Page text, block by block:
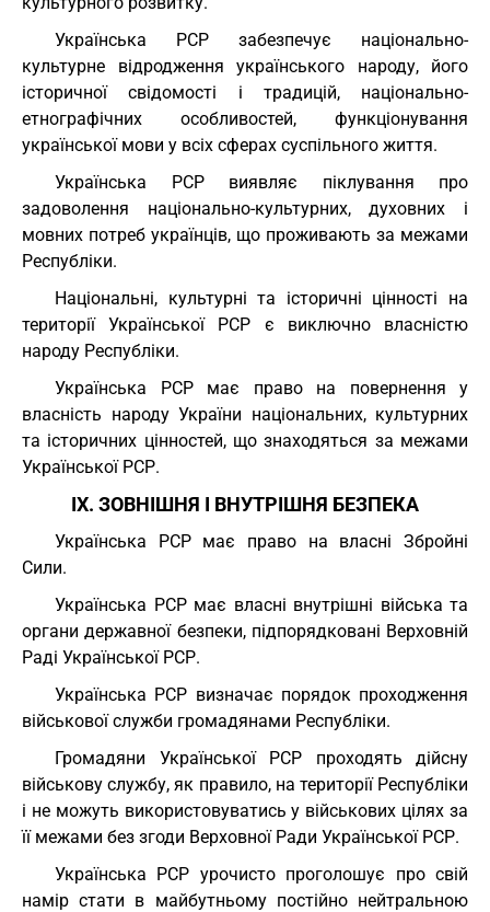
Українська РСР забезпечує національно-
культурне відродження українського народу, його
історичної свідомості і традицій, національно-
етнографічних особливостей, функціонування
української мови у всіх сферах суспільного життя.
Українська РСР виявляє піклування про
задоволення національно-культурних, духовних і
мовних потреб українців, що проживають за межами
Республіки.
Національні, культурні та історичні цінності на
території Української РСР є виключно власністю
народу Республіки.
Українська РСР має право на повернення у
власність народу України національних, культурних
та історичних цінностей, що знаходяться за межами
Української РСР.
IX. ЗОВНІШНЯ І ВНУТРІШНЯ БЕЗПЕКА
Українська РСР має право на власні Збройні
Сили.
Українська РСР має власні внутрішні війська та
органи державної безпеки, підпорядковані Верховній
Раді Української РСР.
Українська РСР визначає порядок проходження
військової служби громадянами Республіки.
Громадяни Української РСР проходять дійсну
військову службу, як правило, на території Республіки
і не можуть використовуватись у військових цілях за
її межами без згоди Верховної Ради Української РСР.
Українська РСР урочисто проголошує про свій
намір стати в майбутньому постійно нейтральною